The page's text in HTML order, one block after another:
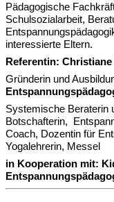
Pädagogische
Schulsozialarbeit,
interessierte Eltern.
Referentin:
Gründerin und
Systemische Beraterin
Botschafterin,
Coach, Dozentin für
Yogalehrerin, Messel
in Kooperation mit: